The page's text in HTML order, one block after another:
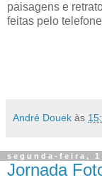
paisagens e
feitas pelo
André Douek às
segunda-feira,
Jornada